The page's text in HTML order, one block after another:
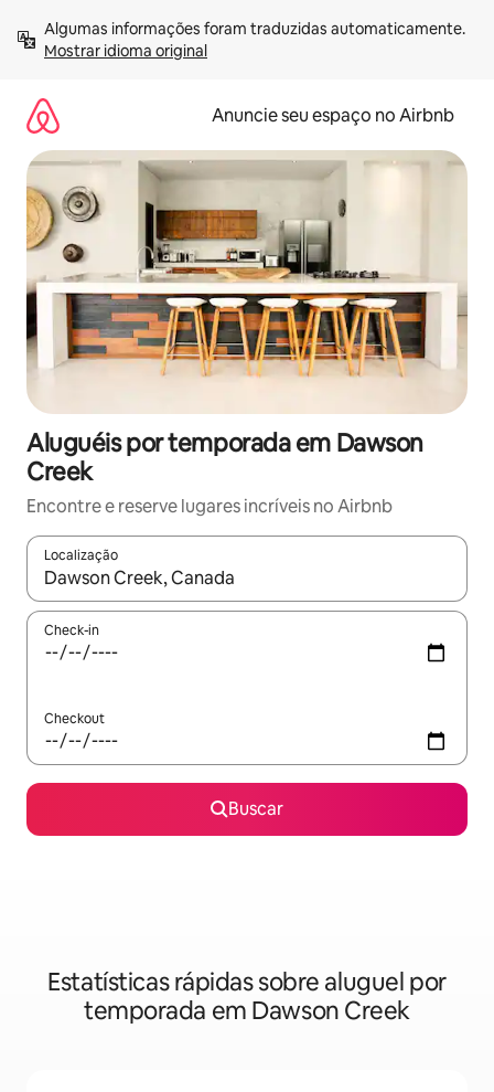
para
Mostrar idioma original
Anuncie seu espaço no Airbnb
Aluguéis por temporada em Dawson
Creek
Encontre e reserve lugares incríveis no Airbnb
Localização
Quando os resultados estiverem disponíveis, explore-os
Check-in
Checkout
Buscar
Estatísticas rápidas sobre aluguel por
temporada em Dawson Creek